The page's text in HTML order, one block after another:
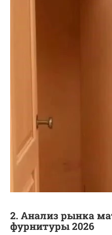
2. Анализ рынка
фурнитуры 2026